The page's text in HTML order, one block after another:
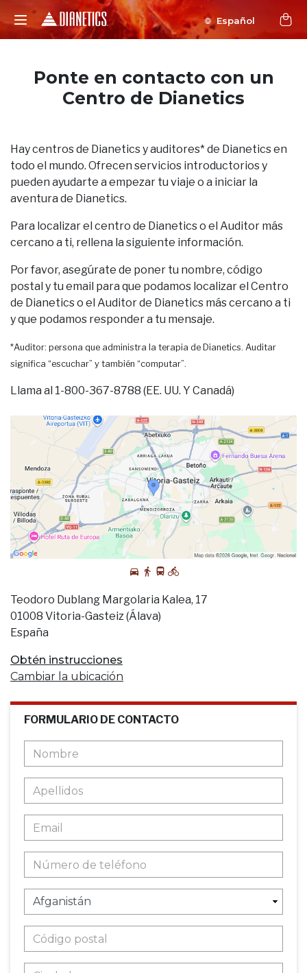
Español
Ponte en contacto con un
Centro de Dianetics
Hay centros de Dianetics y auditores* de Dianetics en
todo el mundo. Ofrecen servicios introductorios y
pueden ayudarte a empezar tu viaje o a iniciar la
aventura de Dianetics.
Para localizar el centro de Dianetics o el Auditor más
cercano a ti, rellena la siguiente información.
Por favor, asegúrate de poner tu nombre, código
postal y tu email para que podamos localizar el Centro
de Dianetics o el Auditor de Dianetics más cercano a ti
y que podamos responder a tu mensaje.
*Auditor: persona que administra la terapia de Dianetics. Auditar
significa “escuchar” y también “computar”.
Llama al 1-800-367-8788 (EE. UU. Y Canadá)
Teodoro Dublang Margolaria Kalea, 17
01008 Vitoria-Gasteiz (Álava)
España
Obtén instrucciones
Cambiar la ubicación
FORMULARIO DE CONTACTO